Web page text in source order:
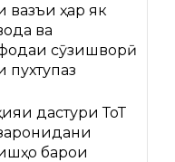
вазъи ҳар як
ва
сӯзишворӣ
пухтупаз
дастури ТоТ
барои